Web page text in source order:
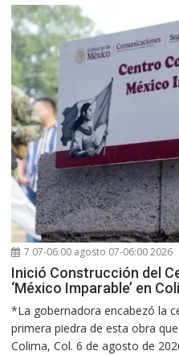
7 07-06:00 agosto 07-06:00 2026
Inició Construcción del
‘México Imparable’ en
*La gobernadora encabezó la
primera piedra de esta obra
Colima, Col. 6 de agosto de